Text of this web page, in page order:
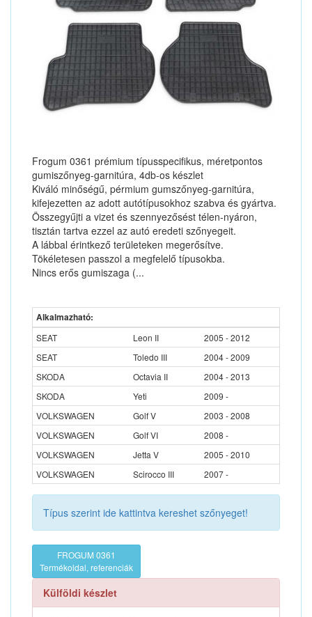
Frogum 0361 prémium típusspecifikus, méretpontos
gumiszőnyeg-garnitúra, 4db-os készlet
Kiváló minőségű, pérmium gumszőnyeg-garnitúra,
kifejezetten az adott autótípusokhoz szabva és gyártva.
Összegyűjti a vizet és szennyezősést télen-nyáron,
tisztán tartva ezzel az autó eredeti szőnyegeit.
A lábbal érintkező területeken megerősítve.
Tökéletesen passzol a megfelelő típusokba.
Nincs erős gumiszaga (...
Alkalmazható:
SEAT Leon II
2005 - 2012
SEAT
Toledo III
2004 - 2009
SKODA
Octavia II
2004 - 2013
SKODA
Yeti
2009 -
VOLKSWAGEN
Golf V
2003 - 2008
VOLKSWAGEN
Golf VI
2008 -
VOLKSWAGEN
Jetta V
2005 - 2010
VOLKSWAGEN
Scirocco III 2007 -
Típus szerint ide kattintva kereshet szőnyeget!
FROGUM 0361
Termékoldal, referenciák
Külföldi készlet